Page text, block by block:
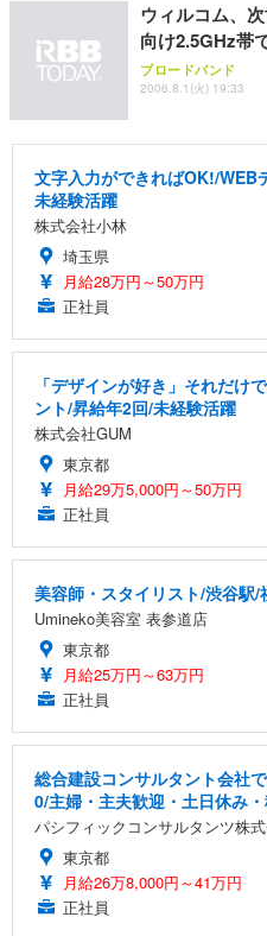
ウィルコム、
向け2.5GHz帯
ブロードバンド
2006.8.1(火) 19:33
文字入力ができればOK!/WEB
未経験活躍
株式会社小林
埼玉県
月給28万円～50万円
正社員
「デザインが好き」それだけ
ント/昇給年2回/未経験活躍
株式会社GUM
東京都
月給29万5,000円～50万円
正社員
美容師・スタイリスト/渋谷駅
Umineko美容室 表参道店
東京都
月給25万円～63万円
正社員
総合建設コンサルタント会社
0/主婦・主夫歓迎・土日休み
パシフィックコンサルタンツ株
東京都
月給26万8,000円～41万円
正社員